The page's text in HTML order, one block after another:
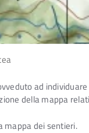
ad
della mappa
mappa dei sentieri.